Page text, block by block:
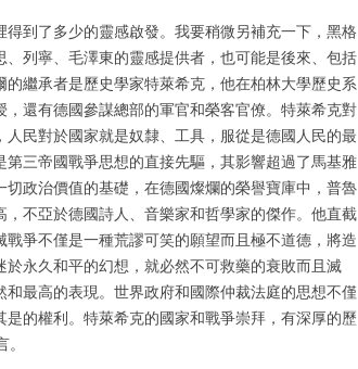
到了多少的靈感啟發。我要稍微另補充一下，黑格
列寧、毛澤東的靈感提供者，也可能是後來、包括
繼承者是歷史學家特萊希克，他在柏林大學歷史系
還有德國參謀總部的軍官和榮客官僚。特萊希克對
民對於國家就是奴隸、工具，服從是德國人民的最
三帝國戰爭思想的直接先驅，其影響超過了馬基雅
政治價值的基礎，在德國燦爛的榮譽寶庫中，普魯
不亞於德國詩人、音樂家和哲學家的傑作。他直截
爭不僅是一種荒謬可笑的願望而且極不道德，將造
永久和平的幻想，就必然不可救藥的衰敗而且滅
最高的表現。世界政府和國際仲裁法庭的思想不僅
的權利。特萊希克的國家和戰爭崇拜，有深厚的歷